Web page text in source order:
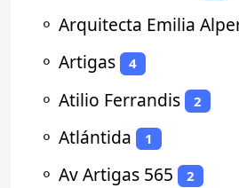
⚬ Arquitecta Emilia
⚬ Artigas 4
⚬ Atilio Ferrandis 2
⚬ Atlántida 1
⚬ Av Artigas 565 2